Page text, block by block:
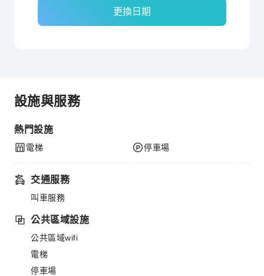
更換日期
設施與服務
熱門設施
電梯 停車場
交通服務
叫車服務
公共區域設施
公共區域wifi
電梯
停車場